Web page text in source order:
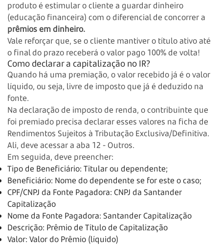
produto é estimular o cliente a guardar dinheiro
(educação financeira) com o diferencial de concorrer a
prêmios em dinheiro.
Vale reforçar que, se o cliente mantiver o título ativo até
o final do prazo receberá o valor pago 100% de volta!
Como declarar a capitalização no IR?
Quando há uma premiação, o valor recebido já é o valor
líquido, ou seja, livre de imposto que já é deduzido na
fonte.
Na declaração de imposto de renda, o contribuinte que
foi premiado precisa declarar esses valores na ficha de
Rendimentos Sujeitos à Tributação Exclusiva/Definitiva.
Ali, deve acessar a aba 12 - Outros.
Em seguida, deve preencher:
Tipo de Beneficiário: Titular ou dependente;
Beneficiário: Nome do dependente se for este o caso;
CPF/CNPJ da Fonte Pagadora: CNPJ da Santander
Capitalização
Nome da Fonte Pagadora: Santander Capitalização
Descrição: Prêmio de Título de Capitalização
Valor: Valor do Prêmio (líquido)